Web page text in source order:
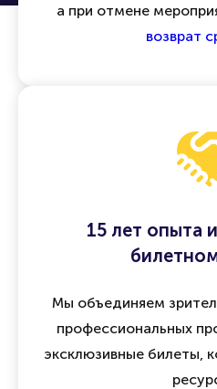
а при отмене
возврат
15 лет опыта
Мы объединяем
профессиональных
эксклюзивные билеты,